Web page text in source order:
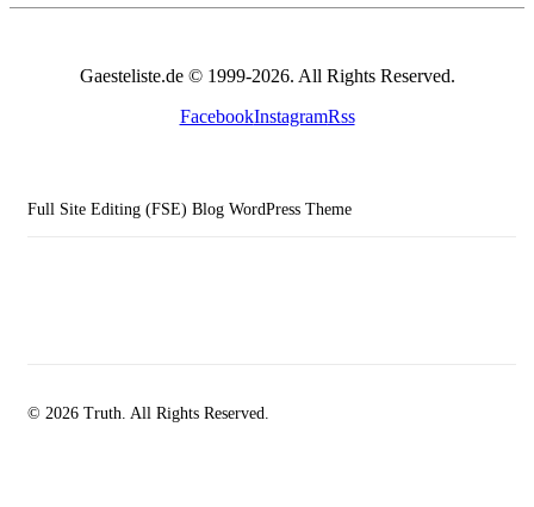
Gaesteliste.de © 1999-2026. All Rights Reserved.
FacebookInstagramRss
Full Site Editing (FSE) Blog WordPress Theme
© 2026 Truth. All Rights Reserved.